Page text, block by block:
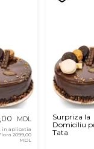
MDL
in aplicatia
2099,00
MDL
Surpriza la
Domiciliu
Tata